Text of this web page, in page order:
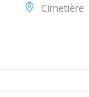
Cimetière